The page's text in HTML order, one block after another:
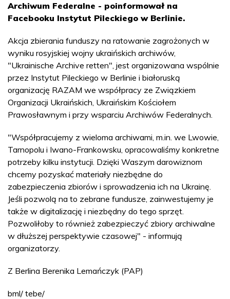
Archiwum Federalne - poinformował na
Facebooku Instytut Pileckiego w Berlinie.
Akcja zbierania funduszy na ratowanie zagrożonych w
wyniku rosyjskiej wojny ukraińskich archiwów,
"Ukrainische Archive retten", jest organizowana wspólnie
przez Instytut Pileckiego w Berlinie i białoruską
organizację RAZAM we współpracy ze Związkiem
Organizacji Ukraińskich, Ukraińskim Kościołem
Prawosławnym i przy wsparciu Archiwów Federalnych.
"Współpracujemy z wieloma archiwami, m.in. we Lwowie,
Tarnopolu i Iwano-Frankowsku, opracowaliśmy konkretne
potrzeby kilku instytucji. Dzięki Waszym darowiznom
chcemy pozyskać materiały niezbędne do
zabezpieczenia zbiorów i sprowadzenia ich na Ukrainę.
Jeśli pozwolą na to zebrane fundusze, zainwestujemy je
także w digitalizację i niezbędny do tego sprzęt.
Pozwoliłoby to również zabezpieczyć zbiory archiwalne
w dłuższej perspektywie czasowej" - informują
organizatorzy.
Z Berlina Berenika Lemańczyk (PAP)
bml/ tebe/